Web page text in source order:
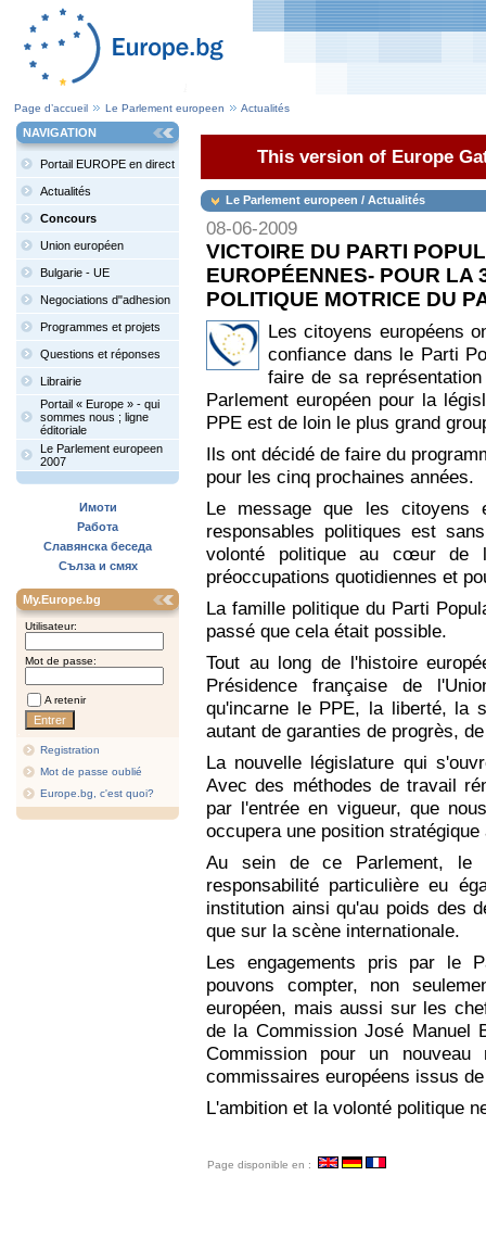
Page d’accueil Le Parlement europeen Actualités
NAVIGATION
Portail EUROPE en direct
Actualités
Concours
Union européen
Bulgarie - UE
Negociations d"adhesion
Programmes et projets
Questions et réponses
Librairie
Portail « Europe » - qui
sommes nous ; ligne
éditoriale
Le Parlement europeen
2007
Имоти
Работа
Славянска беседа
Сълза и смях
My.Europe.bg
Utilisateur:
Mot de passe:
A retenir
Registration
Mot de passe oublié
Europe.bg, c'est quoi?
This version of Europe
Le Parlement europeen / Actualités
08-06-2009
VICTOIRE DU PARTI
EUROPÉENNES- POUR LA
POLITIQUE MOTRICE DU
Les citoyens européens
confiance dans le Parti
faire de sa
Parlement européen pour la
PPE est de loin le plus grand
Ils ont décidé de faire du
pour les cinq prochaines années.
Le message que les citoyens
responsables politiques est
volonté politique au cœur de
préoccupations quotidiennes et
La famille politique du Parti
passé que cela était possible.
Tout au long de l'histoire
Présidence française de
qu'incarne le PPE, la liberté, la
autant de garanties de progrès,
La nouvelle législature qui
Avec des méthodes de travail
par l'entrée en vigueur, que
occupera une position
Au sein de ce Parlement, le
responsabilité particulière eu
institution ainsi qu'au poids des
que sur la scène internationale.
Les engagements pris par le
pouvons compter, non
européen, mais aussi sur les
de la Commission José Manuel
Commission pour un
commissaires européens issus
L'ambition et la volonté politique
Page disponible en :